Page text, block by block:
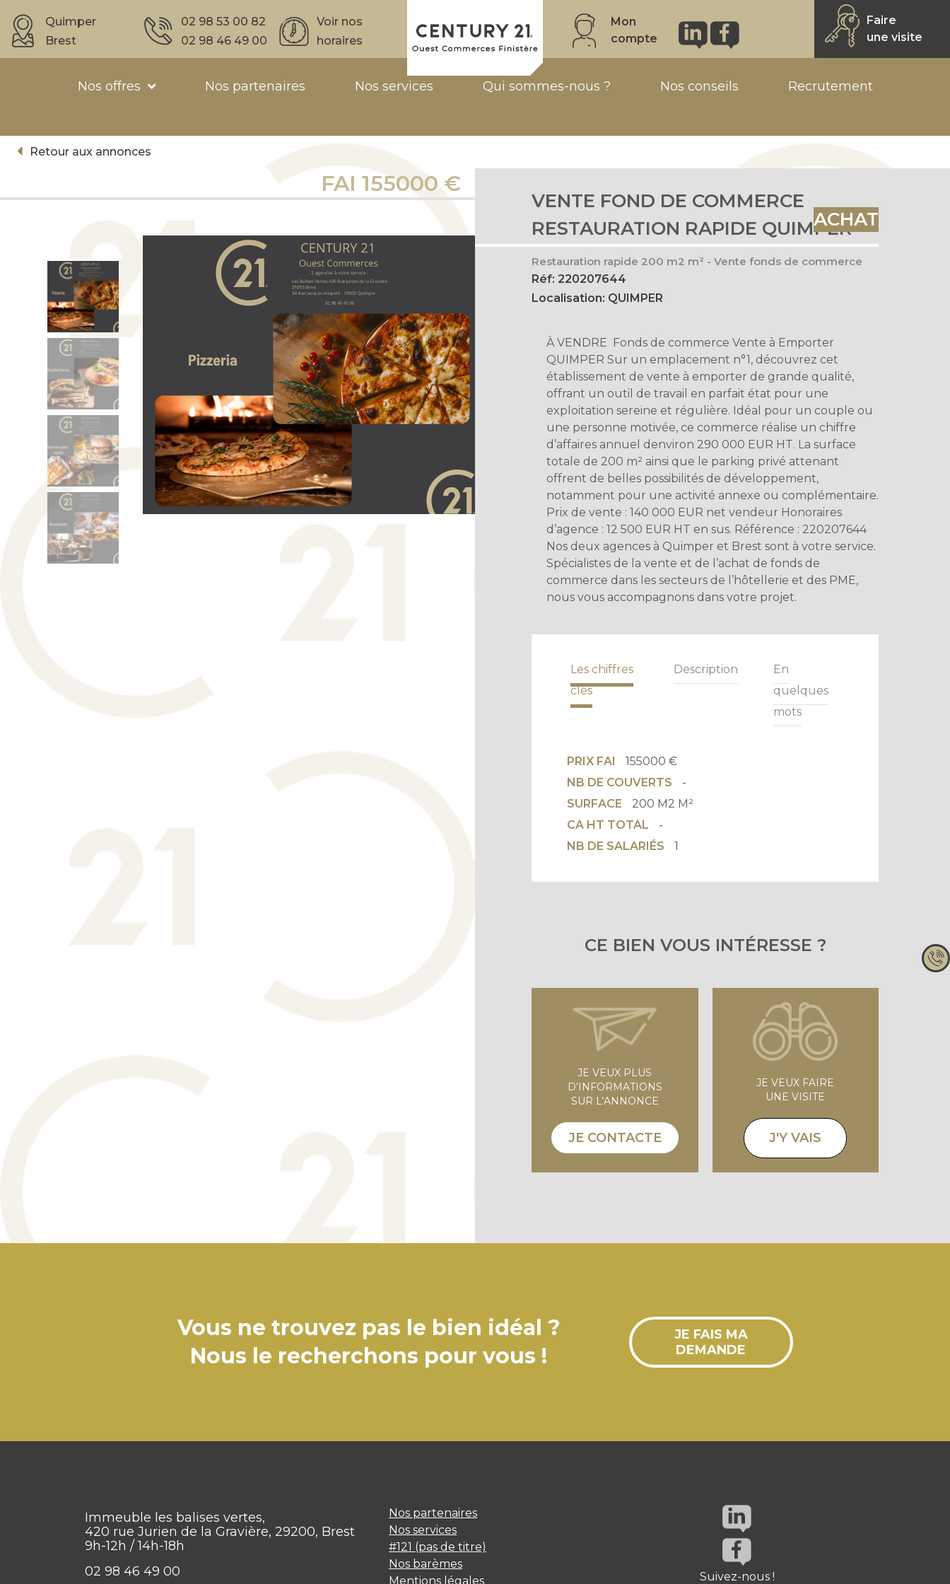
Quimper
Brest
02 98 53 00 82
02 98 46 49 00
Voir nos
horaires
Mon
compte
Faire
une visite
Nos offres Nos partenaires Nos services Qui sommes-nous ? Nos conseils Recrutement
Retour aux annonces
FAI 155000 €
VENTE FOND DE COMMERCE
RESTAURATION RAPIDE QUIMPER
ACHAT
Restauration rapide 200 m2 m² - Vente fonds de commerce
Réf: 220207644
Localisation: QUIMPER
À VENDRE  Fonds de commerce Vente à Emporter 
QUIMPER Sur un emplacement n°1, découvrez cet
établissement de vente à emporter de grande qualité,
offrant un outil de travail en parfait état pour une
exploitation sereine et régulière. Idéal pour un couple ou
une personne motivée, ce commerce réalise un chiffre
d’affaires annuel denviron 290 000 EUR HT. La surface
totale de 200 m² ainsi que le parking privé attenant
offrent de belles possibilités de développement,
notamment pour une activité annexe ou complémentaire.
Prix de vente : 140 000 EUR net vendeur Honoraires
d’agence : 12 500 EUR HT en sus. Référence : 220207644
Nos deux agences à Quimper et Brest sont à votre service.
Spécialistes de la vente et de l’achat de fonds de
commerce dans les secteurs de l’hôtellerie et des PME,
nous vous accompagnons dans votre projet.
Les chiffres
clés
Description
En
quelques
mots
PRIX FAI
155000 €
NB DE COUVERTS
-
SURFACE
200 M2 M²
CA HT TOTAL
-
NB DE SALARIÉS
1
CE BIEN VOUS INTÉRESSE ?
JE VEUX PLUS
D’INFORMATIONS
SUR L’ANNONCE
JE CONTACTE
JE VEUX FAIRE
UNE VISITE
J'Y VAIS
Vous ne trouvez pas le bien idéal ?
Nous le recherchons pour vous !
JE FAIS MA
DEMANDE
Immeuble les balises vertes,
420 rue Jurien de la Gravière, 29200, Brest
9h-12h / 14h-18h
02 98 46 49 00
Nos partenaires
Nos services
#121 (pas de titre)
Nos barèmes
Mentions légales
Suivez-nous !